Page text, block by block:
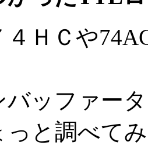
ＨＣや
バッファー
っと調べて